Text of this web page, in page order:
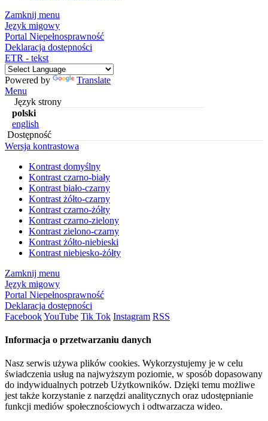
Zamknij menu
Język migowy
Portal Niepełnosprawność
Deklaracja dostępności
ETR - tekst
Powered by
Translate
Menu
Język strony
polski
english
Dostępność
Wersja kontrastowa
Kontrast domyślny
Kontrast czarno-biały
Kontrast biało-czarny
Kontrast żółto-czarny
Kontrast czarno-żółty
Kontrast czarno-zielony
Kontrast zielono-czarny
Kontrast żółto-niebieski
Kontrast niebiesko-żółty
Zamknij menu
Język migowy
Portal Niepełnosprawność
Deklaracja dostępności
FacebookYouTube Tik Tok Instagram RSS
Informacja o przetwarzaniu danych
Nasz serwis używa plików cookies. Wykorzystujemy je w celu
świadczenia usług na najwyższym poziomie, w sposób dopasowany
do indywidualnych potrzeb Użytkowników. Dzięki temu możliwe
jest także korzystanie z narzędzi analitycznych oraz udostępnianie
funkcji mediów społecznościowych i odtwarzacza wideo.